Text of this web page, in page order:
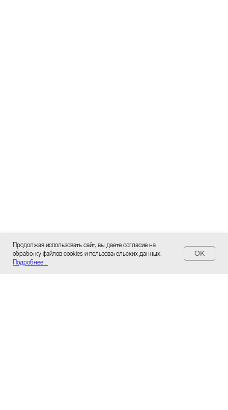
Вернуться назад
Продолжая использовать сайт, вы даете согласие на
обработку файлов cookies и пользовательских данных.
Подробнее...
OK